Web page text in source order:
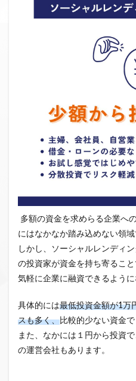
多額の資金を求めらる企業へ
にはなかなか踏み込めない領域
しかし、ソーシャルレンディ
の投資家が資金を持ち寄るこ
気軽に企業に融資できるように
具体的には最低投資金額が1万
スも多く、比較的少ない資金
また、なかには１円から投資
の運営会社もあります。